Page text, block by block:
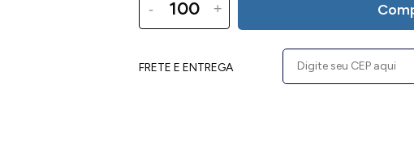
- +
FRETE E ENTREGA